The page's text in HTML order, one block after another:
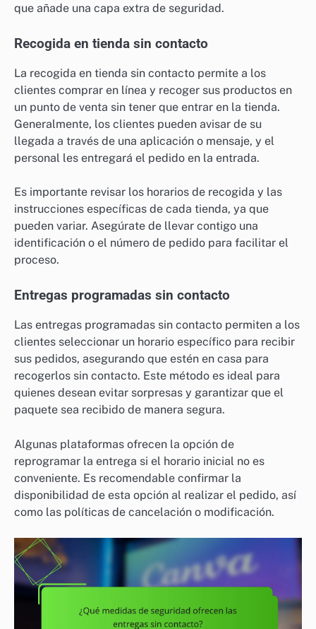
que añade una capa extra de seguridad.
Recogida en tienda sin contacto
La recogida en tienda sin contacto permite a los
clientes comprar en línea y recoger sus productos en
un punto de venta sin tener que entrar en la tienda.
Generalmente, los clientes pueden avisar de su
llegada a través de una aplicación o mensaje, y el
personal les entregará el pedido en la entrada.
Es importante revisar los horarios de recogida y las
instrucciones específicas de cada tienda, ya que
pueden variar. Asegúrate de llevar contigo una
identificación o el número de pedido para facilitar el
proceso.
Entregas programadas sin contacto
Las entregas programadas sin contacto permiten a los
clientes seleccionar un horario específico para recibir
sus pedidos, asegurando que estén en casa para
recogerlos sin contacto. Este método es ideal para
quienes desean evitar sorpresas y garantizar que el
paquete sea recibido de manera segura.
Algunas plataformas ofrecen la opción de
reprogramar la entrega si el horario inicial no es
conveniente. Es recomendable confirmar la
disponibilidad de esta opción al realizar el pedido, así
como las políticas de cancelación o modificación.